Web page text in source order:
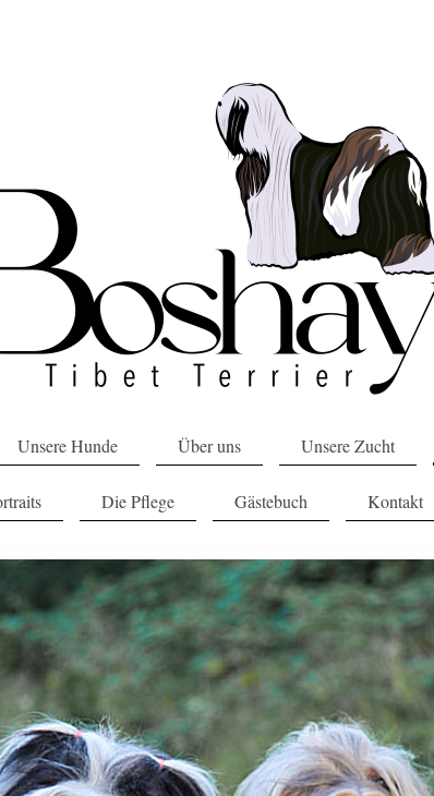
Unsere Hunde Über uns Unsere Zucht
Die Pflege Gästebuch Kontakt